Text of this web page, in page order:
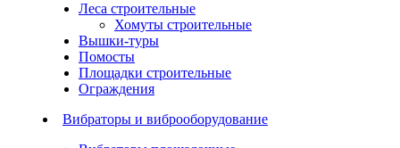
Леса строительные
Хомуты строительные
Вышки-туры
Помосты
Площадки строительные
Ограждения
Вибраторы и виброоборудование